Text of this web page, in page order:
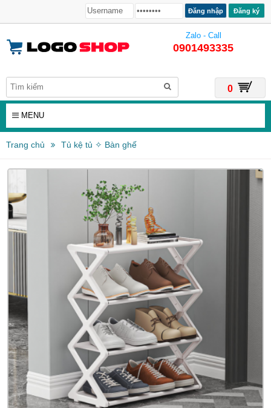
Đăng ký
Zalo - Call
0901493335
0
MENU
Trang chủ Tủ kệ tủ ✧ Bàn ghế